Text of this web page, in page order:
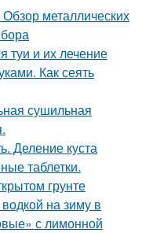
металлических
туи и их лечение
Как сеять
сушильная
Деление куста
таблетки.
грунте
на зиму в
с лимонной